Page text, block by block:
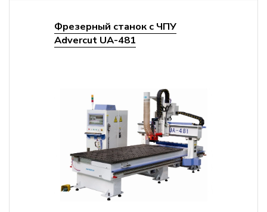
Фрезерный станок с ЧПУ
Advercut UA-481